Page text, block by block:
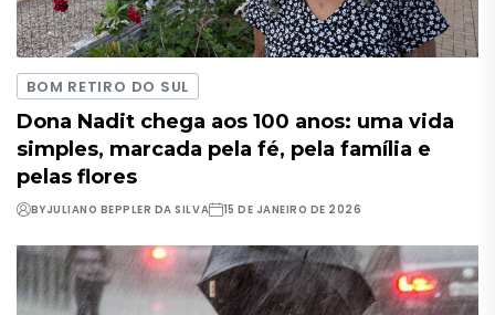
BOM RETIRO DO SUL
Dona Nadit chega aos 100 anos: uma vida
simples, marcada pela fé, pela família e
pelas flores
BYJULIANO BEPPLER DA SILVA 15 DE JANEIRO DE 2026